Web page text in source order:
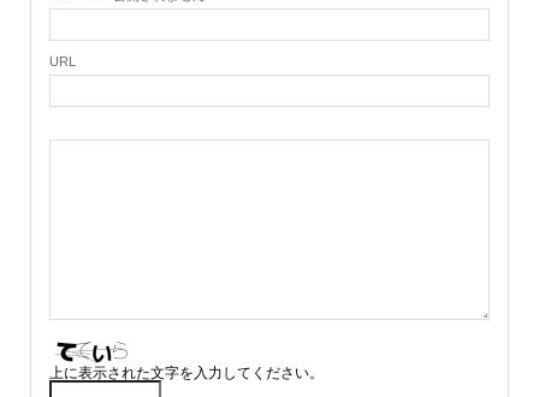
URL
上に表示された文字を入力してください。